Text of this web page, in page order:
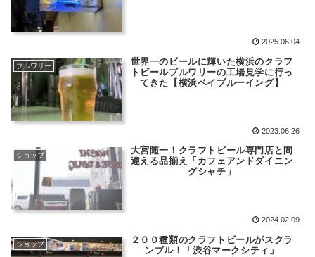
2025.06.04
ブルワリー
世界一のビールに輝いた横浜のクラフ
トビールブルワリーの工場見学に行っ
てきた【横浜ベイブルーイング】
2023.06.26
ショップ
大宮随一！クラフトビール専門店と間
違える品揃え「カフェアンドダイニン
グシャチ」
2024.02.09
ショップ
２００種類のクラフトビールがスクラ
ンブル！「渋谷マークシティ」